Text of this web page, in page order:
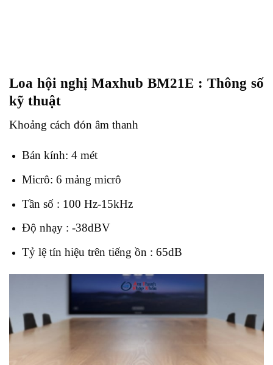
Loa hội nghị Maxhub BM21E : Thông số
kỹ thuật
Khoảng cách đón âm thanh
Bán kính: 4 mét
Micrô: 6 mảng micrô
Tần số : 100 Hz-15kHz
Độ nhạy : -38dBV
Tỷ lệ tín hiệu trên tiếng ồn : 65dB